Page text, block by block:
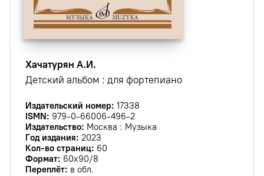
Хачатурян А.И.
Детский альбом : для фортепиано
Издательский номер: 17338
ISMN: 979-0-66006-496-2
Издательство: Москва : Музыка
Год издания: 2023
Кол-во страниц: 60
Формат: 60х90/8
Переплёт: в обл.